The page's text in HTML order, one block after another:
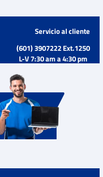
Servicio al cliente
(601) 3907222 Ext.1250
L-V 7:30 am a 4:30 pm